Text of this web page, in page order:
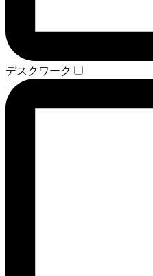
デスクワーク